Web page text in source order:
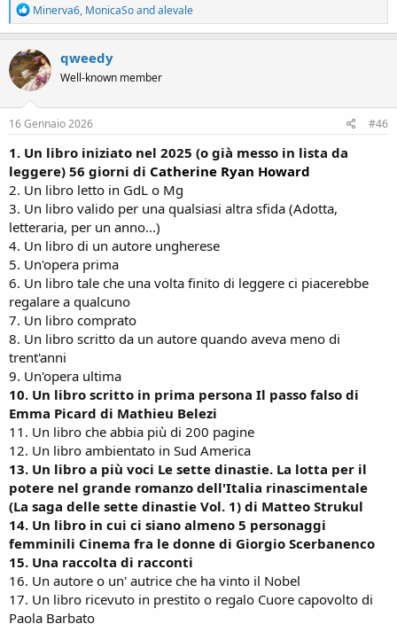
R
e
a
c
t
i
o
n
s
Minerva6, MonicaSoandalevale
qweedy
Well-known member
16 Gennaio 2026 #46
1. Un libro iniziato nel 2025 (o già messo in lista da
leggere) 56 giorni di Catherine Ryan Howard
2. Un libro letto in GdL o Mg
3. Un libro valido per una qualsiasi altra sfida (Adotta,
letteraria, per un anno...)
4. Un libro di un autore ungherese
5. Un'opera prima
6. Un libro tale che una volta finito di leggere ci piacerebbe
regalare a qualcuno
7. Un libro comprato
8. Un libro scritto da un autore quando aveva meno di
trent'anni
9. Un'opera ultima
10. Un libro scritto in prima persona Il passo falso di
Emma Picard di Mathieu Belezi
11. Un libro che abbia più di 200 pagine
12. Un libro ambientato in Sud America
13. Un libro a più voci Le sette dinastie. La lotta per il
potere nel grande romanzo dell'Italia rinascimentale
(La saga delle sette dinastie Vol. 1) di Matteo Strukul
14. Un libro in cui ci siano almeno 5 personaggi
femminili Cinema fra le donne di Giorgio Scerbanenco
15. Una raccolta di racconti
16. Un autore o un' autrice che ha vinto il Nobel
17. Un libro ricevuto in prestito o regalo Cuore capovolto di
Paola Barbato